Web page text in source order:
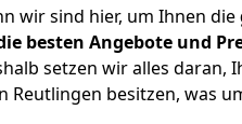
wir sind hier, um Ihnen die
besten Angebote und
setzen wir alles daran,
besitzen, was